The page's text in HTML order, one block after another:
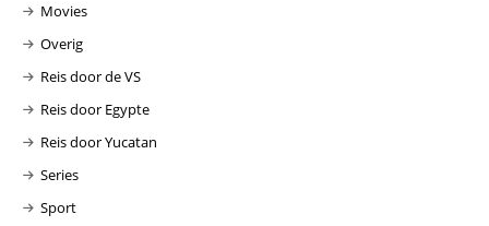
Movies
Overig
Reis door de VS
Reis door Egypte
Reis door Yucatan
Series
Sport